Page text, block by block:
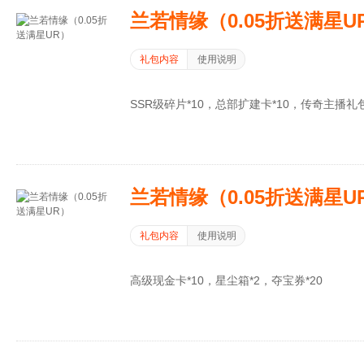
兰若情缘（0.05折送满星
礼包内容 使用说明
SSR级碎片*10，总部扩建卡*10，传奇主播礼
兰若情缘（0.05折送满星
礼包内容 使用说明
高级现金卡*10，星尘箱*2，夺宝券*20